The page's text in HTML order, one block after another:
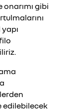
onarımı gibi
edilebilecek